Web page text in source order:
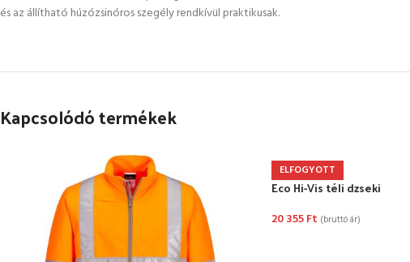
és az állítható húzózsinóros szegély rendkívül praktikusak.
Kapcsolódó termékek
ELFOGYOTT
Eco Hi-Vis téli dzseki
20 355Ft (bruttó ár)